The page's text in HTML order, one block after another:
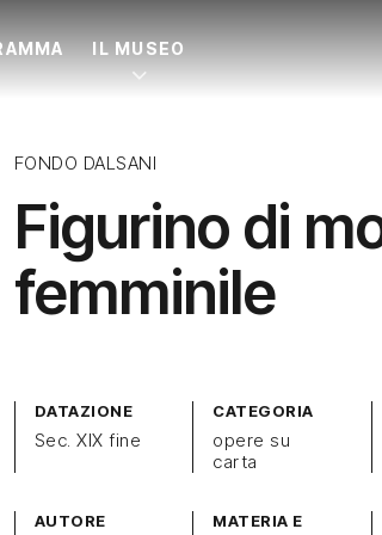
IL MUSEO
FONDO DALSANI
Figurino di
femminile
DATAZIONE
Sec. XIX fine
CATEGORIA
opere su
carta
AUTORE
MATERIA E